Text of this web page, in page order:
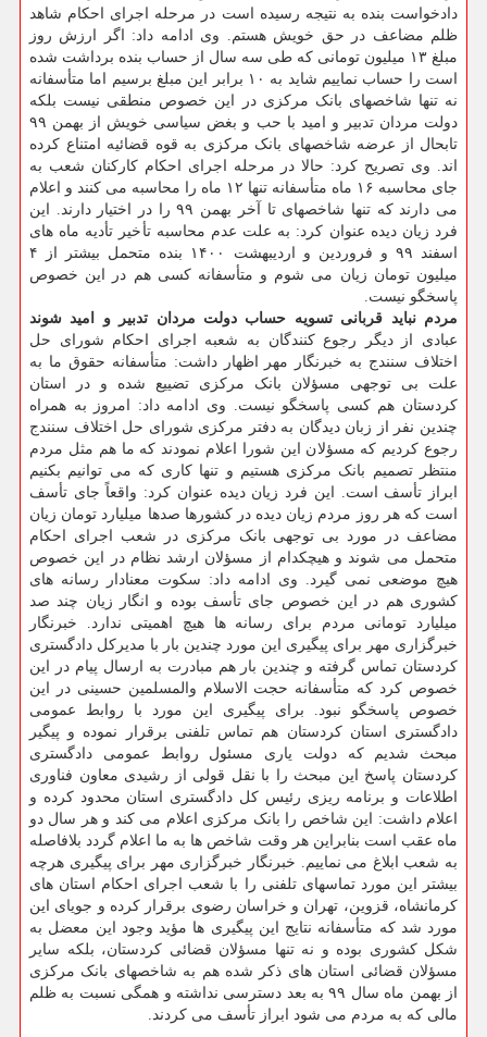
دادخواست بنده به نتیجه رسیده است در مرحله اجرای احکام شاهد
ظلم مضاعف در حق خویش هستم. وی ادامه داد: اگر ارزش روز
مبلغ ۱۳ میلیون تومانی که طی سه سال از حساب بنده برداشت شده
است را حساب نماییم شاید به ۱۰ برابر این مبلغ برسیم اما متأسفانه
نه تنها شاخصهای بانک مرکزی در این خصوص منطقی نیست بلکه
دولت مردان تدبیر و امید با حب و بغض سیاسی خویش از بهمن ۹۹
تابحال از عرضه شاخصهای بانک مرکزی به قوه قضائیه امتناع کرده
اند. وی تصریح کرد: حالا در مرحله اجرای احکام کارکنان شعب به
جای محاسبه ۱۶ ماه متأسفانه تنها ۱۲ ماه را محاسبه می کنند و اعلام
می دارند که تنها شاخصهای تا آخر بهمن ۹۹ را در اختیار دارند. این
فرد زیان دیده عنوان کرد: به علت عدم محاسبه تأخیر تأدیه ماه های
اسفند ۹۹ و فروردین و اردیبهشت ۱۴۰۰ بنده متحمل بیشتر از ۴
میلیون تومان زیان می شوم و متأسفانه کسی هم در این خصوص
پاسخگو نیست.
مردم نباید قربانی تسویه حساب دولت مردان تدبیر و امید شوند
عبادی از دیگر رجوع کنندگان به شعبه اجرای احکام شورای حل
اختلاف سنندج به خبرنگار مهر اظهار داشت: متأسفانه حقوق ما به
علت بی توجهی مسؤلان بانک مرکزی تضییع شده و در استان
کردستان هم کسی پاسخگو نیست. وی ادامه داد: امروز به همراه
چندین نفر از زبان دیدگان به دفتر مرکزی شورای حل اختلاف سنندج
رجوع کردیم که مسؤلان این شورا اعلام نمودند که ما هم مثل مردم
منتظر تصمیم بانک مرکزی هستیم و تنها کاری که می توانیم بکنیم
ابراز تأسف است. این فرد زیان دیده عنوان کرد: واقعاً جای تأسف
است که هر روز مردم زیان دیده در کشورها صدها میلیارد تومان زیان
مضاعف در مورد بی توجهی بانک مرکزی در شعب اجرای احکام
متحمل می شوند و هیچکدام از مسؤلان ارشد نظام در این خصوص
هیچ موضعی نمی گیرد. وی ادامه داد: سکوت معنادار رسانه های
کشوری هم در این خصوص جای تأسف بوده و انگار زیان چند صد
میلیارد تومانی مردم برای رسانه ها هیچ اهمیتی ندارد. خبرنگار
خبرگزاری مهر برای پیگیری این مورد چندین بار با مدیرکل دادگستری
کردستان تماس گرفته و چندین بار هم مبادرت به ارسال پیام در این
خصوص کرد که متأسفانه حجت الاسلام والمسلمین حسینی در این
خصوص پاسخگو نبود. برای پیگیری این مورد با روابط عمومی
دادگستری استان کردستان هم تماس تلفنی برقرار نموده و پیگیر
مبحث شدیم که دولت یاری مسئول روابط عمومی دادگستری
کردستان پاسخ این مبحث را با نقل قولی از رشیدی معاون فناوری
اطلاعات و برنامه ریزی رئیس کل دادگستری استان محدود کرده و
اعلام داشت: این شاخص را بانک مرکزی اعلام می کند و هر سال دو
ماه عقب است بنابراین هر وقت شاخص ها به ما اعلام گردد بلافاصله
به شعب ابلاغ می نماییم. خبرنگار خبرگزاری مهر برای پیگیری هرچه
بیشتر این مورد تماسهای تلفنی را با شعب اجرای احکام استان های
کرمانشاه، قزوین، تهران و خراسان رضوی برقرار کرده و جویای این
مورد شد که متأسفانه نتایج این پیگیری ها مؤید وجود این معضل به
شکل کشوری بوده و نه تنها مسؤلان قضائی کردستان، بلکه سایر
مسؤلان قضائی استان های ذکر شده هم به شاخصهای بانک مرکزی
از بهمن ماه سال ۹۹ به بعد دسترسی نداشته و همگی نسبت به ظلم
مالی که به مردم می شود ابراز تأسف می کردند.